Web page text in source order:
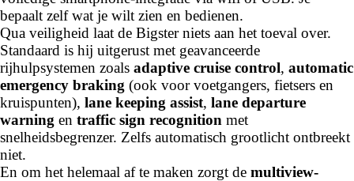
bepaalt zelf wat je wilt zien en bedienen.
Qua veiligheid laat de Bigster niets aan het toeval over.
Standaard is hij uitgerust met geavanceerde
rijhulpsystemen zoals adaptive cruise control, automatic
emergency braking (ook voor voetgangers, fietsers en
kruispunten), lane keeping assist, lane departure
warning en traffic sign recognition met
snelheidsbegrenzer. Zelfs automatisch grootlicht ontbreekt
niet.
En om het helemaal af te maken zorgt de multiview-